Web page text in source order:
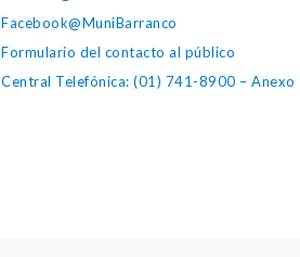
Facebook@MuniBarranco
Formulario del contacto al público
Central Telefónica: (01) 741-8900 – Anexo